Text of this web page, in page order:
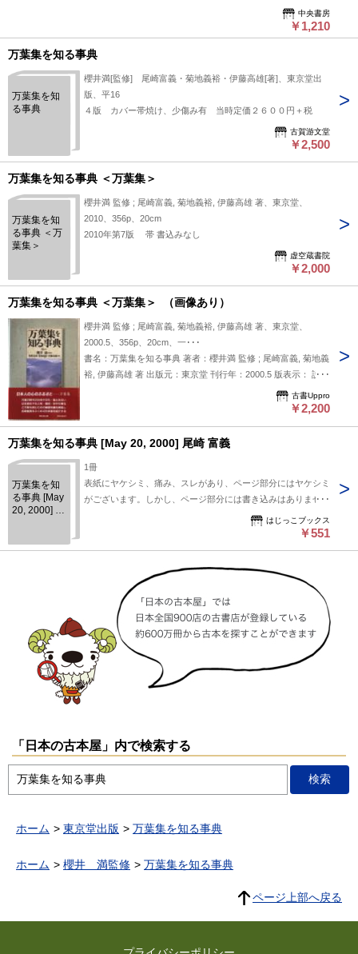
中央書房
￥1,210
万葉集を知る事典
万葉集を知
る事典
櫻井満[監修] 尾崎富義・菊地義裕・伊藤高雄[著]、東京堂出
版、平16
４版 カバー帯焼け、少傷み有 当時定価２６００円＋税
古賀游文堂
￥2,500
万葉集を知る事典 ＜万葉集＞
万葉集を知
る事典 ＜万
葉集＞
櫻井満 監修 ; 尾崎富義, 菊地義裕, 伊藤高雄 著、東京堂、
2010、356p、20cm
2010年第7版 帯 書込みなし
虚空蔵書院
￥2,000
万葉集を知る事典 ＜万葉集＞ （画像あり）
櫻井満 監修 ; 尾崎富義, 菊地義裕, 伊藤高雄 著、東京堂、
2000.5、356p、20cm、一･･･
書名：万葉集を知る事典 著者：櫻井満 監修 ; 尾崎富義, 菊地義
裕, 伊藤高雄 著 出版元：東京堂 刊行年：2000.5 版表示： 説
明：本書は、日本最古の歌集である万葉集を多角的に解説した
事典である。櫻井満の監修のもと、尾崎富義・菊地義裕・伊藤
景、時代的・文化的文脈を丁寧に整理し、初学者から研究者ま
るための基本的な参照資料として、その価値は高い。
古書Uppro
￥2,200
万葉集を知る事典 [May 20, 2000] 尾崎 富義
万葉集を知
る事典 [May
20, 2000] 尾
1冊
表紙にヤケシミ、痛み、スレがあり、ページ部分にはヤケシミ
がございます。しかし、ページ部分には書き込みはありませ
ん。＊＊帯や付録などの付属品につきましては、特に記載がな
い場合はないものとお考えください。書き込み、切り抜き等の
はじっこブックス
￥551
「日本の古本屋」内で検索する
ホーム 東京堂出版 万葉集を知る事典
ホーム 櫻井 満監修 万葉集を知る事典
ページ上部へ戻る